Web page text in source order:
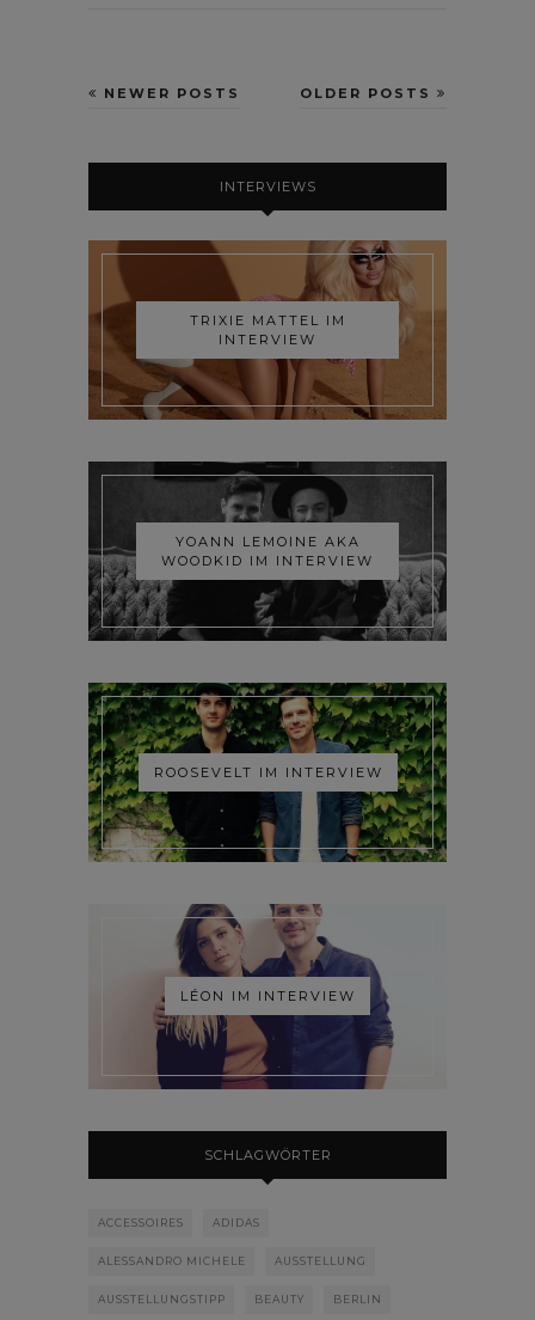
OLDER POSTS
NEWER POSTS
INTERVIEWS
TRIXIE MATTEL IM
INTERVIEW
YOANN LEMOINE AKA
WOODKID IM INTERVIEW
ROOSEVELT IM INTERVIEW
LÉON IM INTERVIEW
SCHLAGWÖRTER
ACCESSOIRES ADIDAS
ALESSANDRO MICHELE AUSSTELLUNG
AUSSTELLUNGSTIPP BEAUTY BERLIN